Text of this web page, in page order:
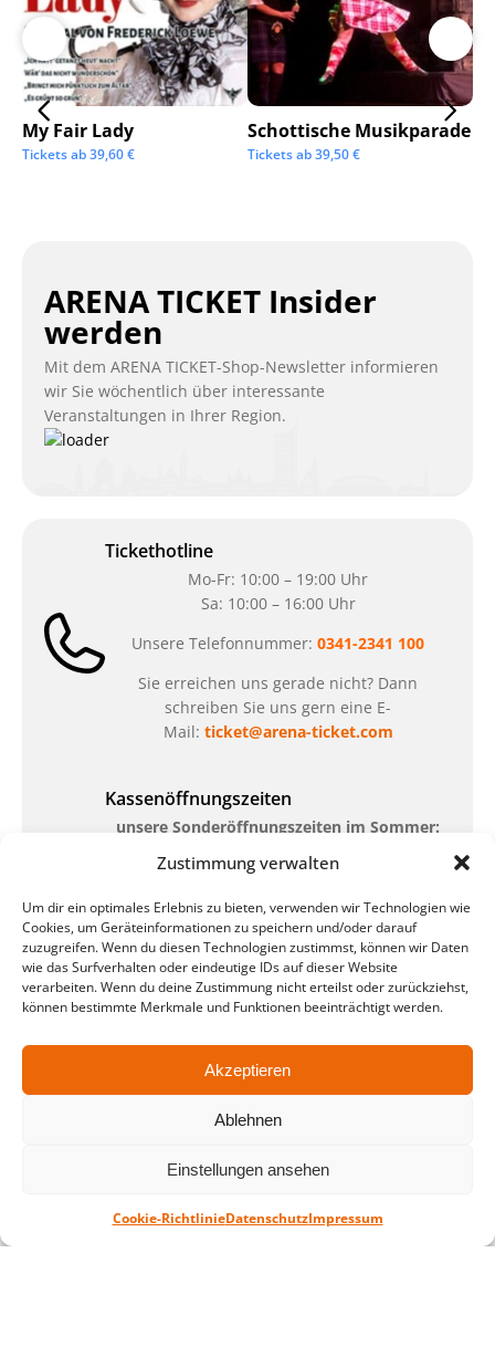
Zustimmung verwalten
Um dir ein optimales Erlebnis zu bieten, verwenden wir Technologien wie
Cookies, um Geräteinformationen zu speichern und/oder darauf
zuzugreifen. Wenn du diesen Technologien zustimmst, können wir Daten
wie das Surfverhalten oder eindeutige IDs auf dieser Website
verarbeiten. Wenn du deine Zustimmung nicht erteilst oder zurückziehst,
können bestimmte Merkmale und Funktionen beeinträchtigt werden.
Akzeptieren
Ablehnen
Einstellungen ansehen
Cookie-RichtlinieDatenschutzImpressum
My Fair Lady
Tickets ab39,60€
Schottische Musikparade
Tickets ab39,50€
ARENA TICKET Insider
werden
Mit dem ARENA TICKET-Shop-Newsletter informieren
wir Sie wöchentlich über interessante
Veranstaltungen in Ihrer Region.
Tickethotline
Mo-Fr: 10:00 – 19:00 Uhr
Sa: 10:00 – 16:00 Uhr
Unsere Telefonnummer: 0341-2341 100
Sie erreichen uns gerade nicht? Dann
schreiben Sie uns gern eine E-
Mail: ticket@arena-ticket.com
Kassenöffnungszeiten
unsere Sonderöffnungszeiten im Sommer:
in der Zeit vom 06.07. – 07.08.2026
Montag – Freitag: 10-18 Uhr Samstag:
geschlossen
Standort
QUARTERBACK Immobilien ARENA
Am Sportforum 2, 04105 Leipzig
Nahverkehr: Straßenbahn Linien 3, 4, 7, 8, 15
Parken ist während des Ticketkaufs möglich.